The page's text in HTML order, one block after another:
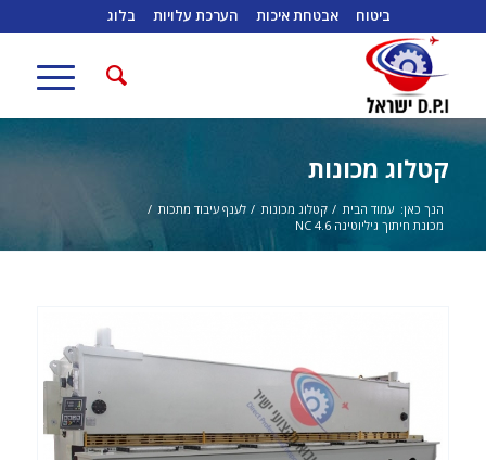
ביטוח אבטחת איכות הערכת עלויות בלוג
קטלוג מכונות
הנך כאן: עמוד הבית / קטלוג מכונות / לענף עיבוד מתכות /
מכונת חיתוך גיליוטינה NC 4.6